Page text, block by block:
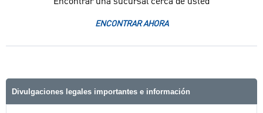
ENCONTRAR AHORA
Divulgaciones legales importantes e información